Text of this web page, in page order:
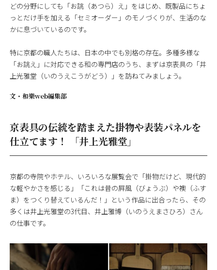
どの分野にしても「お誂（あつら）え」をはじめ、既製品にちょ
っとだけ手を加える「セミオーダー」のモノづくりが、生活のな
かに息づいているのです。
特に京都の職人たちは、日本の中でも別格の存在。多種多様な
「お誂え」に対応できる和の専門店のうち、まずは京表具の「井
上光雅堂（いのうえこうがどう）」を訪ねてみましょう。
文・ 和樂web編集部
京表具の伝統を踏まえた掛物や表装パネルを
仕立てます！ 「井上光雅堂」
京都の寺院やホテル、いろいろな展覧会で「掛物だけど、現代的
な軽やかさを感じる」「これは昔の屛風（びょうぶ）や襖（ふす
ま）をつくり替えているんだ！」という作品に出合ったら、その
多くは井上光雅堂の3代目、井上雅博（いのうえまさひろ）さん
の仕事です。